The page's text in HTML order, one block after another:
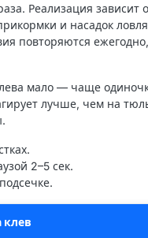
Реализация зависит
и насадок ловля
повторяются
мало — чаще
лучше, чем на
2–5 сек.
клев